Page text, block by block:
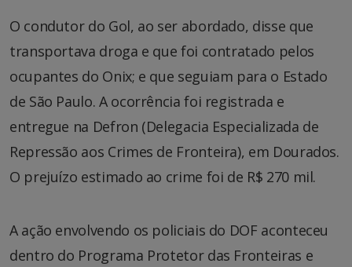
O condutor do Gol, ao ser abordado, disse que
transportava droga e que foi contratado pelos
ocupantes do Onix; e que seguiam para o Estado
de São Paulo. A ocorrência foi registrada e
entregue na Defron (Delegacia Especializada de
Repressão aos Crimes de Fronteira), em Dourados.
O prejuízo estimado ao crime foi de R$ 270 mil.
A ação envolvendo os policiais do DOF aconteceu
dentro do Programa Protetor das Fronteiras e